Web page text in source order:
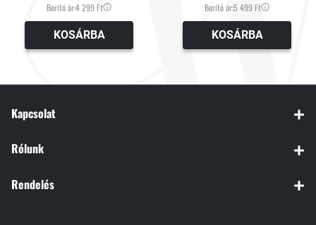
Borító ár:4 299 Ft
KOSÁRBA
Borító ár:5 499 Ft
KOSÁRBA
Kapcsolat
Rólunk
Rendelés